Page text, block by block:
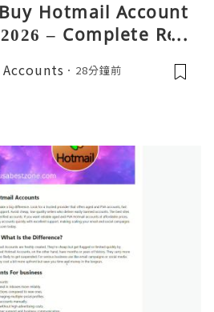
Hotmail Account
– Complete Rea
28分鐘前